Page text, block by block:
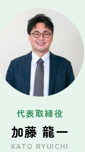
代表取締役
加藤 龍一
KATO RYUICHI